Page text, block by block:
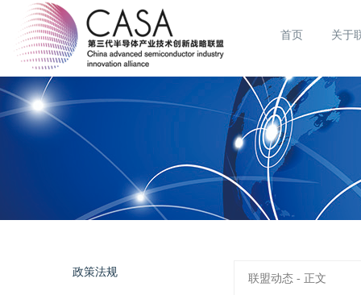
首页 关于
政策法规
联盟动态 - 正文